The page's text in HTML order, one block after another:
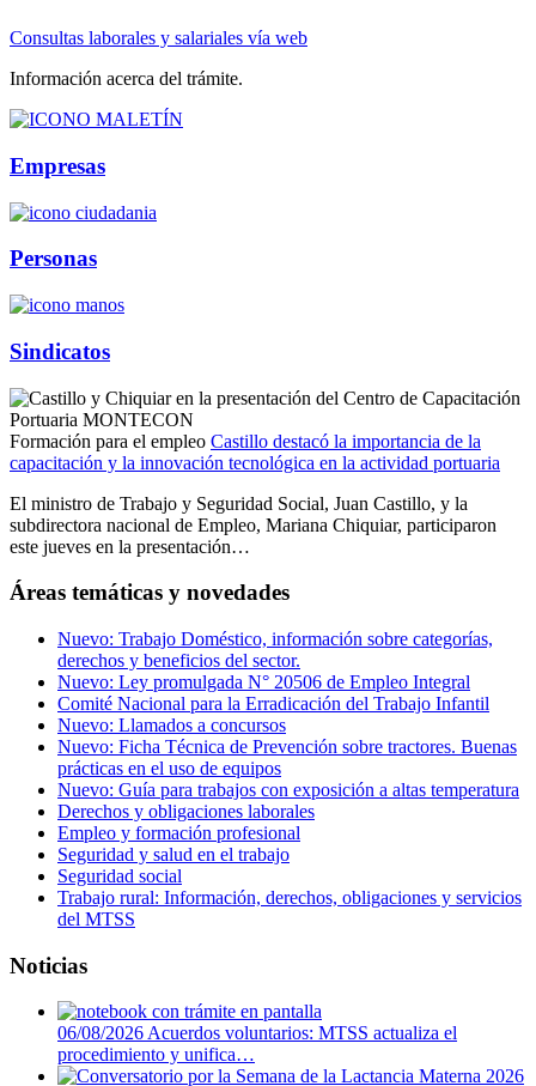
Consultas laborales y salariales vía web
Información acerca del trámite.
Empresas
Personas
Sindicatos
Formación para el empleo Castillo destacó la importancia de la
capacitación y la innovación tecnológica en la actividad portuaria
El ministro de Trabajo y Seguridad Social, Juan Castillo, y la
subdirectora nacional de Empleo, Mariana Chiquiar, participaron
este jueves en la presentación…
Áreas temáticas y novedades
Nuevo: Trabajo Doméstico, información sobre categorías,
derechos y beneficios del sector.
Nuevo: Ley promulgada N° 20506 de Empleo Integral
Comité Nacional para la Erradicación del Trabajo Infantil
Nuevo: Llamados a concursos
Nuevo: Ficha Técnica de Prevención sobre tractores. Buenas
prácticas en el uso de equipos
Nuevo: Guía para trabajos con exposición a altas temperatura
Derechos y obligaciones laborales
Empleo y formación profesional
Seguridad y salud en el trabajo
Seguridad social
Trabajo rural: Información, derechos, obligaciones y servicios
del MTSS
Noticias
06/08/2026 Acuerdos voluntarios: MTSS actualiza el
procedimiento y unifica…